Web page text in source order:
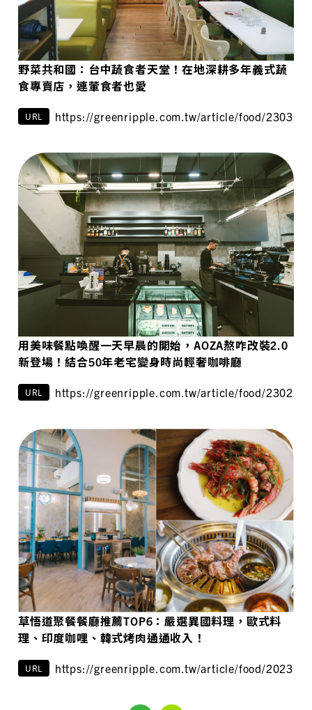
野菜共和國：台中蔬食者天堂！在地深耕多年義式蔬
食專賣店，連葷食者也愛
URL https://greenripple.com.tw/article/food/230318/
用美味餐點喚醒一天早晨的開始，AOZA熬咋改裝2.0
新登場！結合50年老宅變身時尚輕奢咖啡廳
URL https://greenripple.com.tw/article/food/230224/
草悟道聚餐餐廳推薦TOP6：嚴選異國料理，歐式料
理、印度咖哩、韓式烤肉通通收入！
URL https://greenripple.com.tw/article/food/